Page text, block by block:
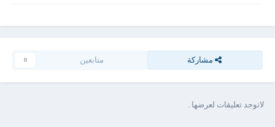
مشاركة متابعين 0
لاتوجد تعليقات لعرضها .